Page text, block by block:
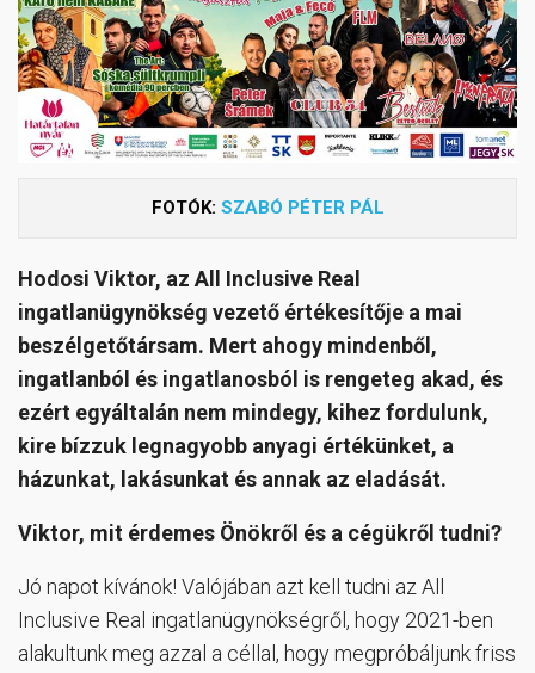
FOTÓK: SZABÓ PÉTER PÁL
Hodosi Viktor, az All Inclusive Real
ingatlanügynökség vezető értékesítője a mai
beszélgetőtársam. Mert ahogy mindenből,
ingatlanból és ingatlanosból is rengeteg akad, és
ezért egyáltalán nem mindegy, kihez fordulunk,
kire bízzuk legnagyobb anyagi értékünket, a
házunkat, lakásunkat és annak az eladását.
Viktor, mit érdemes Önökről és a cégükről tudni?
Jó napot kívánok! Valójában azt kell tudni az All
Inclusive Real ingatlanügynökségről, hogy 2021-ben
alakultunk meg azzal a céllal, hogy megpróbáljunk friss